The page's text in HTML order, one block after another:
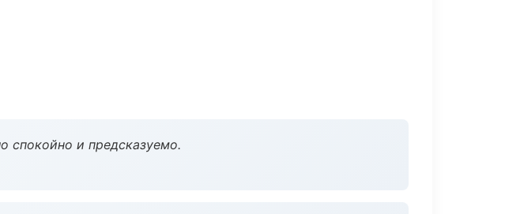
спокойно и предсказуемо.